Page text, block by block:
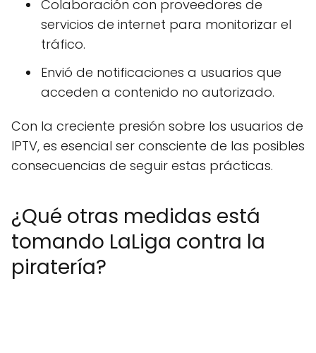
Colaboración con proveedores de
servicios de internet para monitorizar el
tráfico.
Envió de notificaciones a usuarios que
acceden a contenido no autorizado.
Con la creciente presión sobre los usuarios de
IPTV, es esencial ser consciente de las posibles
consecuencias de seguir estas prácticas.
¿Qué otras medidas está
tomando LaLiga contra la
piratería?